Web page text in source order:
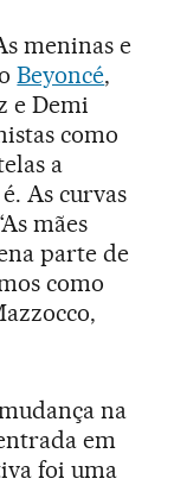
meninas e
Beyoncé,
e Demi
como
a
As curvas
mães
parte de
como
na
em
foi uma